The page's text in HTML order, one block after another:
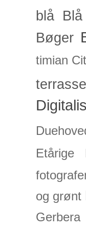
blå
Bøger
timian
terrasse
Digitalis
Etårige
og grønt
Gerbera